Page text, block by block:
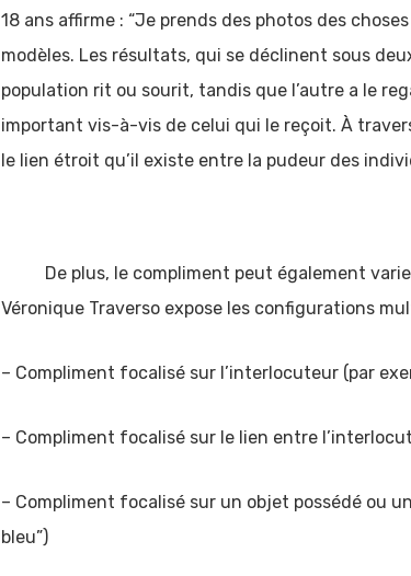
18 ans affirme : “Je prends des photos des
modèles. Les résultats, qui se déclinent sous
population rit ou sourit, tandis que l’autre a le
important vis-à-vis de celui qui le reçoit. À
le lien étroit qu’il existe entre la pudeur des
De plus, le compliment peut également
Véronique Traverso expose les configurations
– Compliment focalisé sur l’interlocuteur (par
– Compliment focalisé sur le lien entre
– Compliment focalisé sur un objet possédé ou
bleu”)